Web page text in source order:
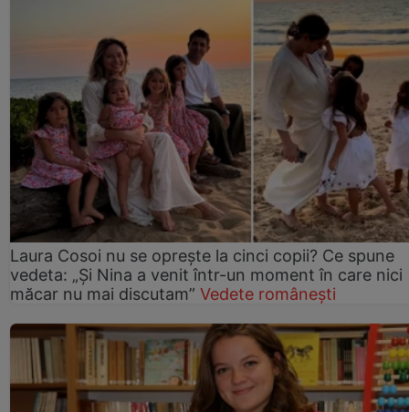
Laura Cosoi nu se oprește la cinci copii? Ce spune
vedeta: „Și Nina a venit într-un moment în care nici
măcar nu mai discutam” Vedete românești